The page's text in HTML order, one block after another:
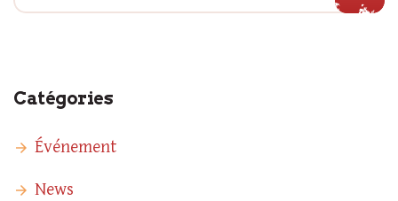
Catégories
Événement
News